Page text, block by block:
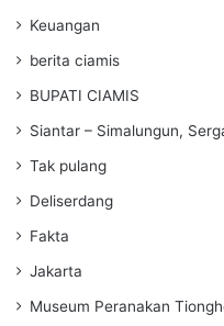
Keuangan
berita ciamis
BUPATI CIAMIS
Siantar – Simalungun,
Tak pulang
Deliserdang
Fakta
Jakarta
Museum Peranakan